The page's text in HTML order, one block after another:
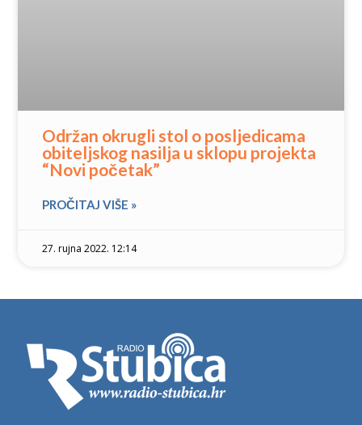
Održan okrugli stol o posljedicama
obiteljskog nasilja u sklopu projekta
“Novi početak”
PROČITAJ VIŠE »
27. rujna 2022. 12:14